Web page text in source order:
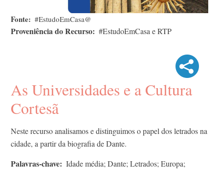
Fonte #EstudoEmCasa@
Proveniência do Recurso #EstudoEmCasa e RTP
As Universidades e a Cultura
Cortesã
Neste recurso analisamos e distinguimos o papel dos letrados na
cidade, a partir da biografia de Dante.
Palavras-chave
Idade média; Dante; Letrados; Europa;